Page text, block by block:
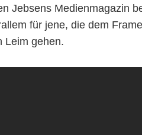
Jebsens Medienmagazin
für jene, die dem
Leim gehen.